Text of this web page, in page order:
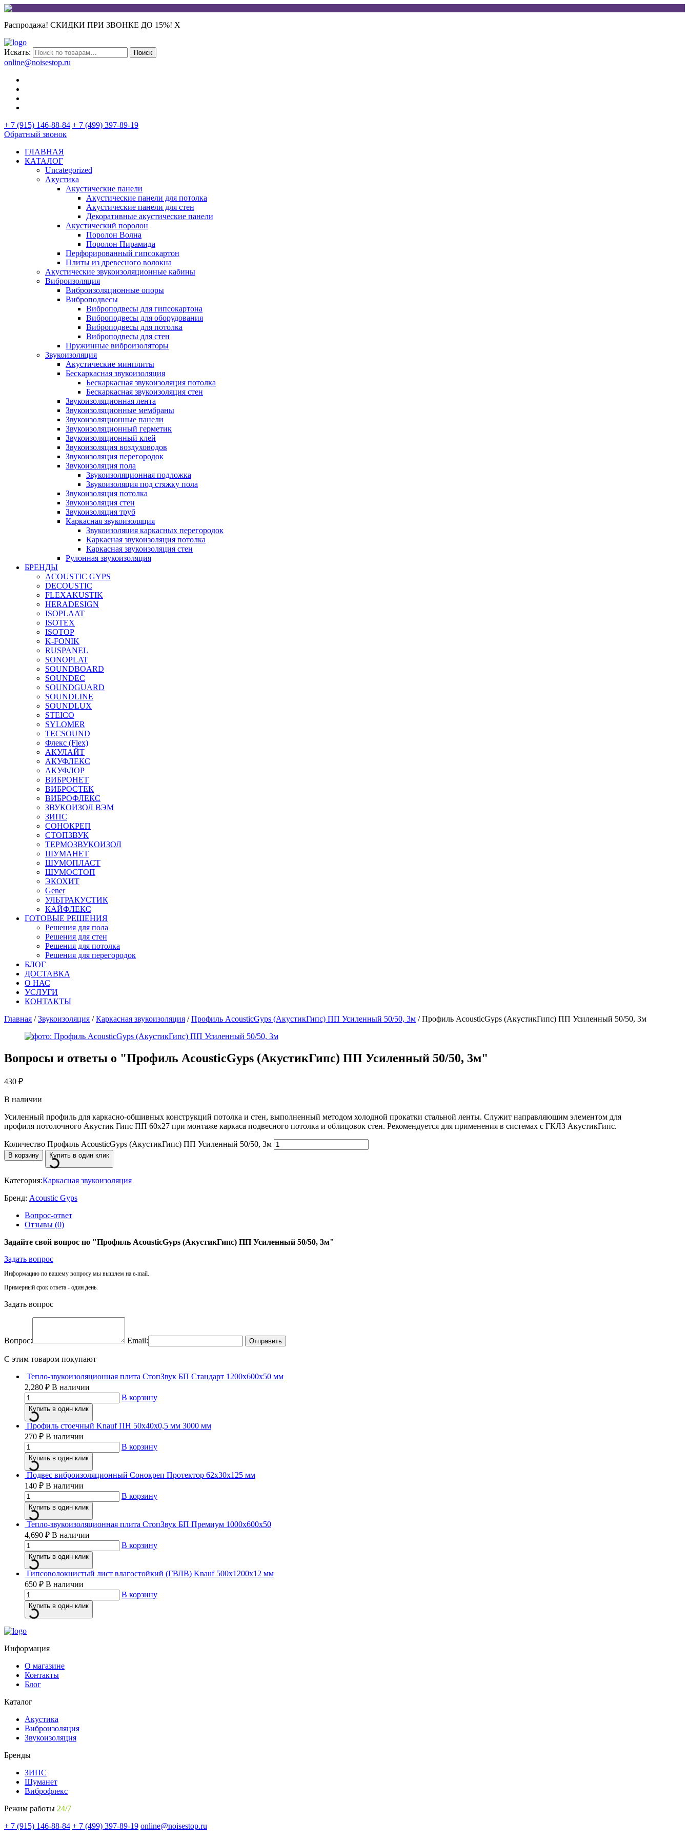
Распродажа! СКИДКИ ПРИ ЗВОНКЕ ДО 15%! X
Искать: Поиск
online@noisestop.ru
+ 7 (915) 146-88-84 + 7 (499) 397-89-19
Обратный звонок
ГЛАВНАЯ
КАТАЛОГ
Uncategorized
Акустика
Акустические панели
Акустические панели для потолка
Акустические панели для стен
Декоративные акустические панели
Акустический поролон
Поролон Волна
Поролон Пирамида
Перфорированный гипсокартон
Плиты из древесного волокна
Акустические звукоизоляционные кабины
Виброизоляция
Виброизоляционные опоры
Виброподвесы
Виброподвесы для гипсокартона
Виброподвесы для оборудования
Виброподвесы для потолка
Виброподвесы для стен
Пружинные виброизоляторы
Звукоизоляция
Акустические минплиты
Бескаркасная звукоизоляция
Бескаркасная звукоизоляция потолка
Бескаркасная звукоизоляция стен
Звукоизоляционная лента
Звукоизоляционные мембраны
Звукоизоляционные панели
Звукоизоляционный герметик
Звукоизоляционный клей
Звукоизоляция воздуховодов
Звукоизоляция перегородок
Звукоизоляция пола
Звукоизоляционная подложка
Звукоизоляция под стяжку пола
Звукоизоляция потолка
Звукоизоляция стен
Звукоизоляция труб
Каркасная звукоизоляция
Звукоизоляция каркасных перегородок
Каркасная звукоизоляция потолка
Каркасная звукоизоляция стен
Рулонная звукоизоляция
БРЕНДЫ
ACOUSTIC GYPS
DECOUSTIC
FLEXAKUSTIK
HERADESIGN
ISOPLAAT
ISOTEX
ISOTOP
K-FONIK
RUSPANEL
SONOPLAT
SOUNDBOARD
SOUNDEC
SOUNDGUARD
SOUNDLINE
SOUNDLUX
STEICO
SYLOMER
TECSOUND
Флекс (Flex)
АКУЛАЙТ
АКУФЛЕКС
АКУФЛОР
ВИБРОНЕТ
ВИБРОСТЕК
ВИБРОФЛЕКС
ЗВУКОИЗОЛ ВЭМ
ЗИПС
СОНОКРЕП
СТОПЗВУК
ТЕРМОЗВУКОИЗОЛ
ШУМАНЕТ
ШУМОПЛАСТ
ШУМОСТОП
ЭКОХИТ
Gener
УЛЬТРАКУСТИК
КАЙФЛЕКС
ГОТОВЫЕ РЕШЕНИЯ
Решения для пола
Решения для стен
Решения для потолка
Решения для перегородок
БЛОГ
ДОСТАВКА
О НАС
УСЛУГИ
КОНТАКТЫ
Главная /Звукоизоляция /Каркасная звукоизоляция /Профиль AcousticGyps (АкустикГипс) ПП Усиленный 50/50, 3м / Профиль AcousticGyps (АкустикГипс) ПП Усиленный 50/50, 3м
Вопросы и ответы о "Профиль AcousticGyps (АкустикГипс) ПП Усиленный 50/50, 3м"
430 ₽
В наличии
Усиленный профиль для каркасно-обшивных конструкций потолка и стен, выполненный методом холодной прокатки стальной ленты. Служит направляющим элементом для
профиля потолочного Акустик Гипс ПП 60х27 при монтаже каркаса подвесного потолка и облицовок стен. Рекомендуется для применения в системах с ГКЛЗ АкустикГипс.
Количество Профиль AcousticGyps (АкустикГипс) ПП Усиленный 50/50, 3м
В корзину Купить в один клик
Категория:Каркасная звукоизоляция
Бренд: Acoustic Gyps
Вопрос-ответ
Отзывы (0)
Задайте свой вопрос по "Профиль AcousticGyps (АкустикГипс) ПП Усиленный 50/50, 3м"
Задать вопрос
Информацию по вашему вопросу мы вышлем на e-mail.
Примерный срок ответа - один день.
Задать вопрос
Вопрос: Email: Отправить
C этим товаром покупают
Тепло-звукоизоляционная плита СтопЗвук БП Стандарт 1200х600х50 мм
2,280 ₽ В наличии
В корзину
Купить в один клик
Профиль стоечный Knauf ПН 50х40х0,5 мм 3000 мм
270 ₽ В наличии
В корзину
Купить в один клик
Подвес виброизоляционный Сонокреп Протектор 62х30х125 мм
140 ₽ В наличии
В корзину
Купить в один клик
Тепло-звукоизоляционная плита СтопЗвук БП Премиум 1000х600х50
4,690 ₽ В наличии
В корзину
Купить в один клик
Гипсоволокнистый лист влагостойкий (ГВЛВ) Knauf 500х1200х12 мм
650 ₽ В наличии
В корзину
Купить в один клик
Информация
О магазине
Контакты
Блог
Каталог
Акустика
Виброизоляция
Звукоизоляция
Бренды
ЗИПС
Шуманет
Виброфлекс
Режим работы 24/7
+ 7 (915) 146-88-84 + 7 (499) 397-89-19 online@noisestop.ru